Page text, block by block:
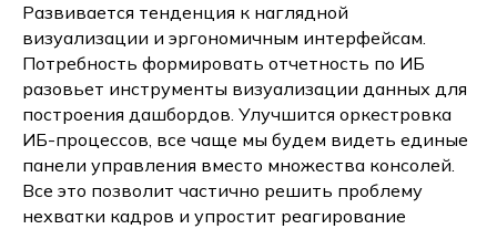
Развивается тенденция к наглядной
визуализации и эргономичным интерфейсам.
Потребность формировать отчетность по ИБ
разовьет инструменты визуализации данных для
построения дашбордов. Улучшится оркестровка
ИБ-процессов, все чаще мы будем видеть единые
панели управления вместо множества консолей.
Все это позволит частично решить проблему
нехватки кадров и упростит реагирование